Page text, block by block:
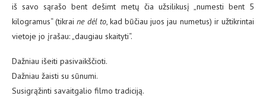
iš savo sąrašo bent dešimt metų čia užsilikusį „numesti bent 5
kilogramus“ (tikraine dėl to, kad būčiau juos jau numetus) ir užtikrintai
vietoje jo įrašau: „daugiau skaityti“.
Dažniau išeiti pasivaikščioti.
Dažniau žaisti su sūnumi.
Susigrąžinti savaitgalio filmo tradiciją.